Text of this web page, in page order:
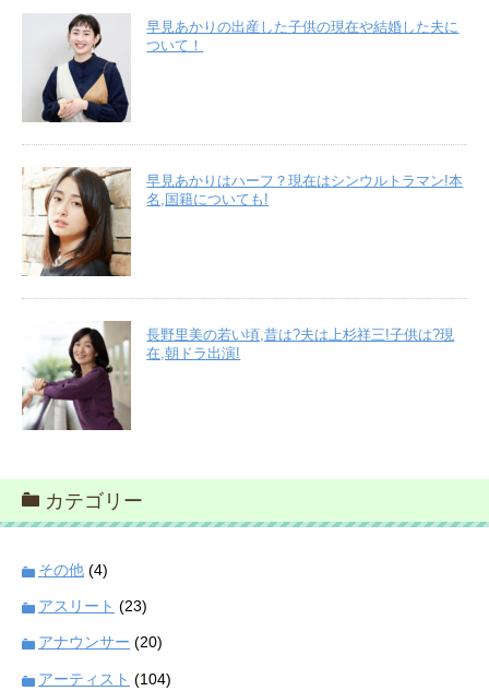
早見あかりの出産した子供の現在や結婚した夫に
ついて！
早見あかりはハーフ？現在はシンウルトラマン!本
名,国籍についても!
長野里美の若い頃,昔は?夫は上杉祥三!子供は?現
在,朝ドラ出演!
カテゴリー
その他 (4)
アスリート (23)
アナウンサー (20)
アーティスト (104)